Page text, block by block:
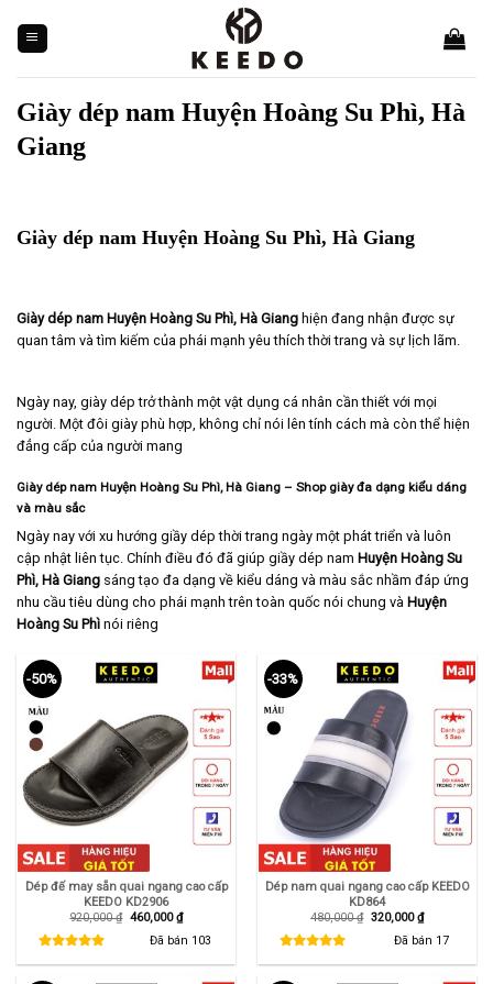
content
Giày dép nam Huyện Hoàng Su Phì, Hà
Giang
Giày dép nam Huyện Hoàng Su Phì, Hà Giang
Giày dép nam Huyện Hoàng Su Phì, Hà Giang hiện đang nhận được sự
quan tâm và tìm kiếm của phái mạnh yêu thích thời trang và sự lịch lãm.
Ngày nay, giày dép trở thành một vật dụng cá nhân cần thiết với mọi
người. Một đôi giày phù hợp, không chỉ nói lên tính cách mà còn thể hiện
đẳng cấp của người mang
Giày dép nam Huyện Hoàng Su Phì, Hà Giang – Shop giày đa dạng kiểu dáng
và màu sắc
Ngày nay với xu hướng giầy dép thời trang ngày một phát triển và luôn
cập nhật liên tục. Chính điều đó đã giúp giầy dép nam Huyện Hoàng Su
Phì, Hà Giang sáng tạo đa dạng về kiểu dáng và màu sắc nhầm đáp ứng
nhu cầu tiêu dùng cho phái mạnh trên toàn quốc nói chung và Huyện
Hoàng Su Phì nói riêng
-50%
Dép đế may sẵn quai ngang cao cấp
KEEDO KD2906
920,000₫ Giá
460,000₫Giá
hiện
tại
Đã bán 103
-33%
Dép nam quai ngang cao cấp KEEDO
KD864
480,000₫ Giá
320,000₫Giá
hiện
tại
Đã bán 17